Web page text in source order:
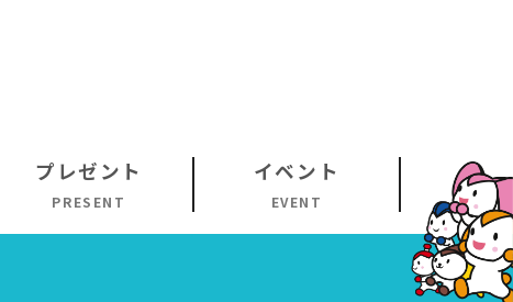
プレゼント
PRESENT
イベント
EVENT